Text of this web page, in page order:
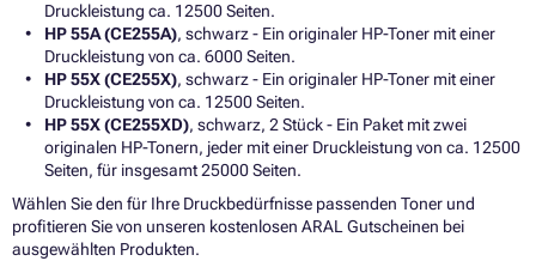
Druckleistung ca. 12500 Seiten.
HP 55A (CE255A), schwarz - Ein originaler HP-Toner mit einer
Druckleistung von ca. 6000 Seiten.
HP 55X (CE255X), schwarz - Ein originaler HP-Toner mit einer
Druckleistung von ca. 12500 Seiten.
HP 55X (CE255XD), schwarz, 2 Stück - Ein Paket mit zwei
originalen HP-Tonern, jeder mit einer Druckleistung von ca. 12500
Seiten, für insgesamt 25000 Seiten.
Wählen Sie den für Ihre Druckbedürfnisse passenden Toner und
profitieren Sie von unseren kostenlosen ARAL Gutscheinen bei
ausgewählten Produkten.